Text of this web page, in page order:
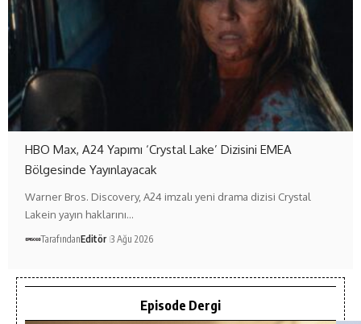
HBO Max, A24 Yapımı ‘Crystal Lake’ Dizisini EMEA
Bölgesinde Yayınlayacak
Warner Bros. Discovery, A24 imzalı yeni drama dizisi Crystal
Lakein yayın haklarını…
TarafındanEditör 3 Ağu 2026
Episode Dergi